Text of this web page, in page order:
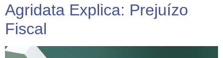
Agridata Explica: Prejuízo
Fiscal